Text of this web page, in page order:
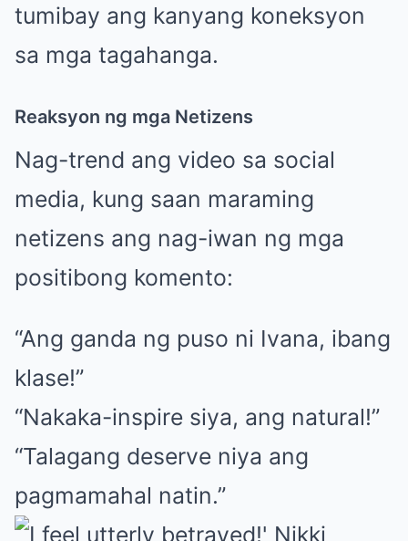
tumibay ang kanyang koneksyon
sa mga tagahanga.
Reaksyon ng mga Netizens
Nag-trend ang video sa social
media, kung saan maraming
netizens ang nag-iwan ng mga
positibong komento:
“Ang ganda ng puso ni Ivana, ibang
klase!”
“Nakaka-inspire siya, ang natural!”
“Talagang deserve niya ang
pagmamahal natin.”